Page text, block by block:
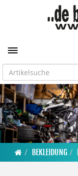
Toggle navigation
BEKLEIDUNG